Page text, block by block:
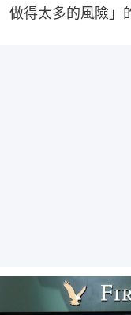
做得太多的風險」